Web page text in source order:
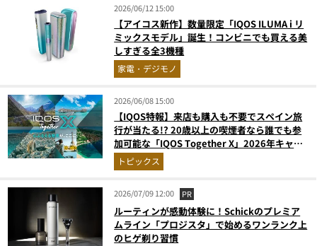
2026/06/12 15:00
【アイコス新作】数量限定「IQOS ILUMA i リ
ミックスモデル」誕生！コンビニでも買える美
しすぎる全3機種
家電・デジモノ
2026/06/08 15:00
【IQOS特報】来店も購入も不要でスペイン旅
行が当たる!? 20歳以上の喫煙者なら誰でも参
加可能な「IQOS Together X」2026年キャン
ペーンがスタート
トピックス
2026/07/09 12:00 PR
ルーティンが感動体験に！Schickのプレミア
ムライン「プロジスタ」で始めるワンランク上
のヒゲ剃り習慣